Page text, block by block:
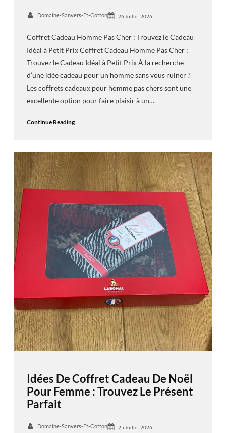
Domaine-Sanvers-Et-Cotton 26 Juillet 2026
Coffret Cadeau Homme Pas Cher : Trouvez le Cadeau
Idéal à Petit Prix Coffret Cadeau Homme Pas Cher :
Trouvez le Cadeau Idéal à Petit Prix À la recherche
d’une idée cadeau pour un homme sans vous ruiner ?
Les coffrets cadeaux pour homme pas chers sont une
excellente option pour faire plaisir à un…
Continue Reading
Idées De Coffret Cadeau De Noël
Pour Femme : Trouvez Le Présent
Parfait
Domaine-Sanvers-Et-Cotton 25 Juillet 2026